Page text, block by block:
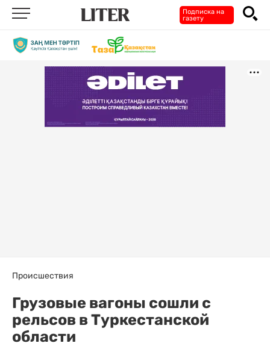
Подписка на
газету
Происшествия
Грузовые вагоны сошли с
рельсов в Туркестанской
области